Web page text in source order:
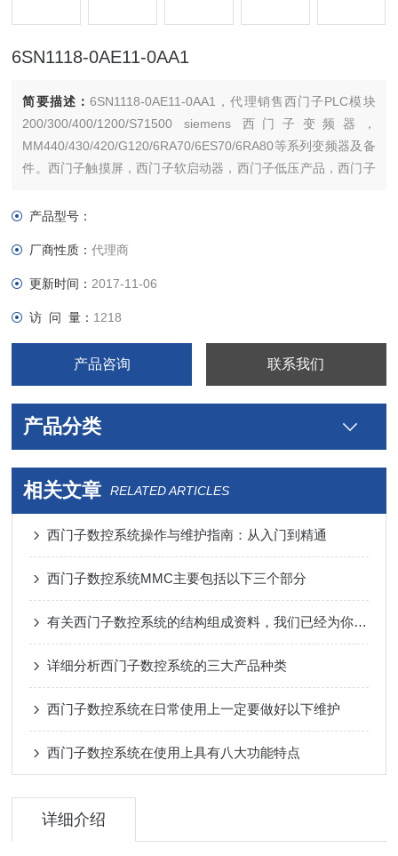
6SN1118-0AE11-0AA1
简要描述：6SN1118-0AE11-0AA1，代理销售西门子PLC模块
200/300/400/1200/S71500 siemens 西门子变频器，
MM440/430/420/G120/6RA70/6ES70/6RA80等系列变频器及备
件。西门子触摸屏，西门子软启动器，西门子低压产品，西门子
产品型号：
厂商性质：代理商
更新时间： 2017-11-06
访 问 量： 1218
产品咨询 联系我们
产品分类
相关文章 RELATED ARTICLES
西门子数控系统操作与维护指南：从入门到精通
西门子数控系统MMC主要包括以下三个部分
有关西门子数控系统的结构组成资料，我们已经为你准备好了
详细分析西门子数控系统的三大产品种类
西门子数控系统在日常使用上一定要做好以下维护
西门子数控系统在使用上具有八大功能特点
详细介绍